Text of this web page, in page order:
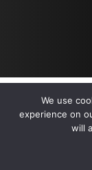
We use
experience on
will
...